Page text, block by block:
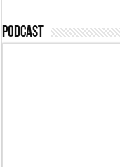
Podcast